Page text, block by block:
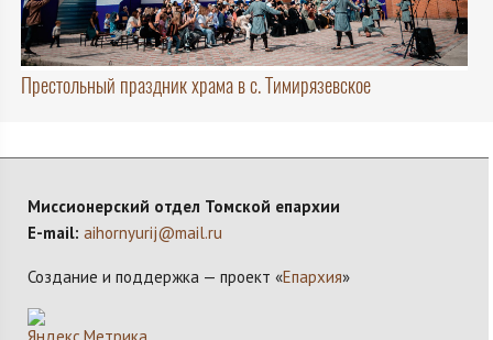
Престольный праздник храма в с. Тимирязевское
Миссионерский отдел Томской епархии
E-mail: aihornyurij@mail.ru
Создание и поддержка — проект «Епархия»